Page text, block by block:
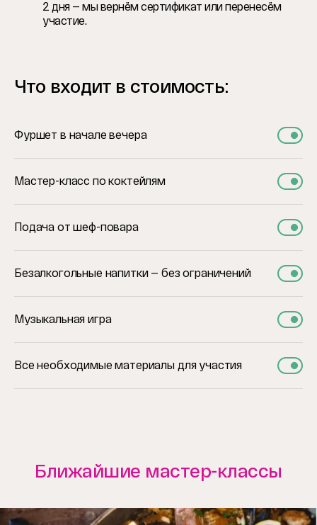
2 дня — мы вернём сертификат или перенесём
участие.
Что входит в стоимость:
Фуршет в начале вечера
Мастер-класс по коктейлям
Подача от шеф-повара
Безалкогольные напитки — без ограничений
Музыкальная игра
Все необходимые материалы для участия
Ближайшие мастер-классы